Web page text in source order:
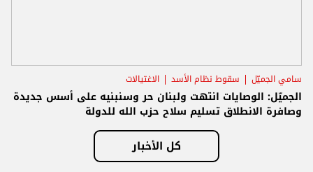
سامي الجميّل سقوط نظام الأسد الاغتيالات
الجميّل: الوصايات انتهت ولبنان حر وسنبنيه على أسس جديدة
وصافرة الانطلاق تسليم سلاح حزب الله للدولة
كل الأخبار